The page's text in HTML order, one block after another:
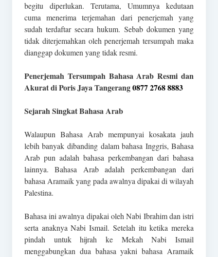
begitu diperlukan. Terutama, Umumnya kedutaan
cuma menerima terjemahan dari penerjemah yang
sudah terdaftar secara hukum. Sebab dokumen yang
tidak diterjemahkan oleh penerjemah tersumpah maka
dianggap dokumen yang tidak resmi.
Penerjemah Tersumpah Bahasa Arab Resmi dan
Akurat di Poris Jaya Tangerang0877 2768 8883
Sejarah Singkat Bahasa Arab
Walaupun Bahasa Arab mempunyai kosakata jauh
lebih banyak dibanding dalam bahasa Inggris, Bahasa
Arab pun adalah bahasa perkembangan dari bahasa
lainnya. Bahasa Arab adalah perkembangan dari
bahasa Aramaik yang pada awalnya dipakai di wilayah
Palestina.
Bahasa ini awalnya dipakai oleh Nabi Ibrahim dan istri
serta anaknya Nabi Ismail. Setelah itu ketika mereka
pindah untuk hijrah ke Mekah Nabi Ismail
menggabungkan dua bahasa yakni bahasa Aramaik